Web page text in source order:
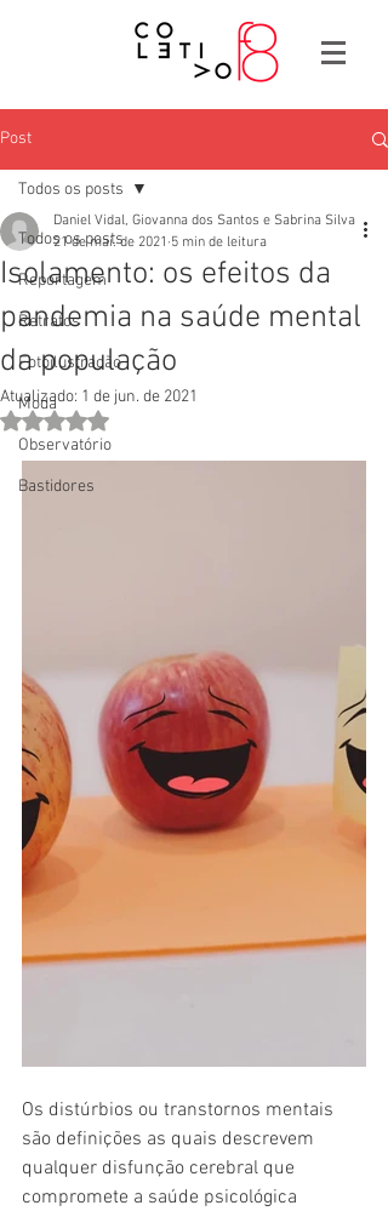
Post
Todos os posts
Reportagem
Retratos
Fotoilustração
Moda
Observatório
Bastidores
Todos os posts
Isolamento: os efeitos da
pandemia na saúde mental
da população
Daniel Vidal, Giovanna dos Santos e Sabrina Silva
21 de mai. de 2021 5 min de leitura
Atualizado: 1 de jun. de 2021
Avaliado com NaN de 5 estrelas.
Os distúrbios ou transtornos mentais
são definições as quais descrevem
qualquer disfunção cerebral que
compromete a saúde psicológica